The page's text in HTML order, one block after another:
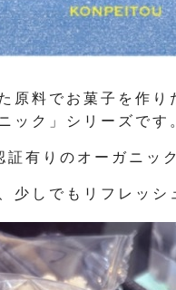
原料でお菓子を作
ック」シリーズです
有りのオーガニッ
少しでもリフレッ